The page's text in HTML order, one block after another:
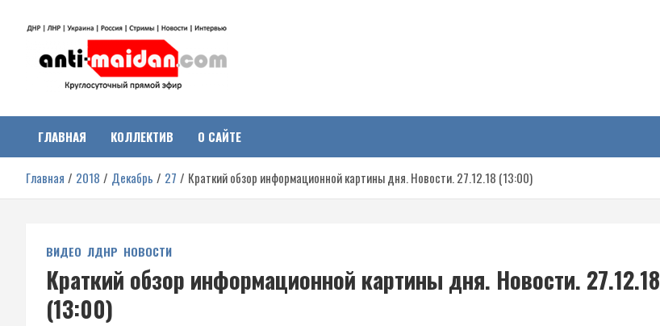
Антимайдан:
Гражданская война на
Украине
о гражданской войне на Украине, включая события в Новороссии,
ДНР, ЛНР и других регионах.
ГЛАВНАЯ КОЛЛЕКТИВ О САЙТЕ
Главная 2018 Декабрь 27 Краткий обзор информационной картины дня. Новости. 27.12.18 (13:00)
ВИДЕО ЛДНР НОВОСТИ
Краткий обзор информационной картины дня. Новости. 27.12.18
(13:00)